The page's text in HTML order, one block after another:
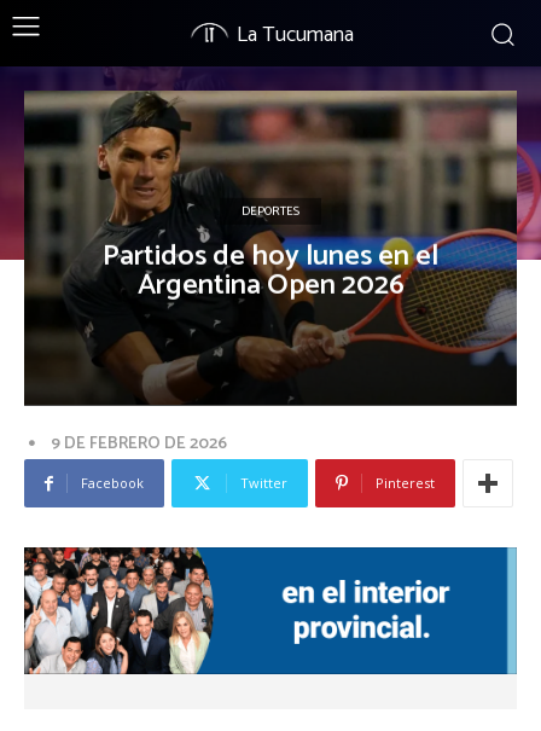
La Tucumana
DEPORTES
Partidos de hoy lunes en el
Argentina Open 2026
9 DE FEBRERO DE 2026
Facebook Twitter Pinterest